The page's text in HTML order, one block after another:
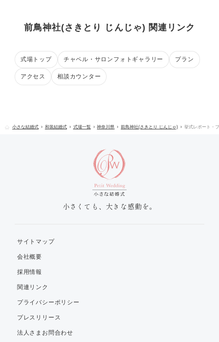
前鳥神社(さきとり じんじゃ) 関連リンク
式場トップ チャペル・サロンフォトギャラリー プラン
アクセス 相談カウンター
小さな結婚式 和装結婚式 式場一覧 神奈川県 前鳥神社(さきとり じんじゃ) 挙式レポート・
小さくても、大きな感動を。
サイトマップ
会社概要
採用情報
関連リンク
プライバシーポリシー
プレスリリース
法人さまお問合わせ